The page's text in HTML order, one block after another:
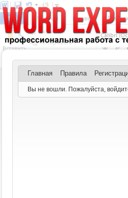
Главная Правила
Вы не вошли. Пожалуйста,